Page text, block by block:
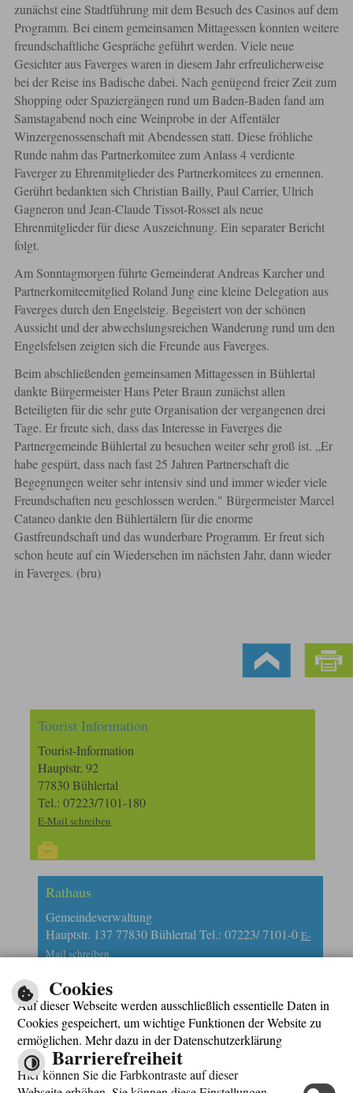
zunächst eine Stadtführung mit dem Besuch des Casinos auf dem
Programm. Bei einem gemeinsamen Mittagessen konnten weitere
freundschaftliche Gespräche geführt werden. Viele neue
Gesichter aus Faverges waren in diesem Jahr erfreulicherweise
bei der Reise ins Badische dabei. Nach genügend freier Zeit zum
Shopping oder Spaziergängen rund um Baden-Baden fand am
Samstagabend noch eine Weinprobe in der Affentäler
Winzergenossenschaft mit Abendessen statt. Diese fröhliche
Runde nahm das Partnerkomitee zum Anlass 4 verdiente
Faverger zu Ehrenmitglieder des Partnerkomitees zu ernennen.
Gerührt bedankten sich Christian Bailly, Paul Carrier, Ulrich
Gagneron und Jean-Claude Tissot-Rosset als neue
Ehrenmitglieder für diese Auszeichnung. Ein separater Bericht
folgt.
Am Sonntagmorgen führte Gemeinderat Andreas Karcher und
Partnerkomiteemitglied Roland Jung eine kleine Delegation aus
Faverges durch den Engelsteig. Begeistert von der schönen
Aussicht und der abwechslungsreichen Wanderung rund um den
Engelsfelsen zeigten sich die Freunde aus Faverges.
Beim abschließenden gemeinsamen Mittagessen in Bühlertal
dankte Bürgermeister Hans Peter Braun zunächst allen
Beteiligten für die sehr gute Organisation der vergangenen drei
Tage. Er freute sich, dass das Interesse in Faverges die
Partnergemeinde Bühlertal zu besuchen weiter sehr groß ist. „Er
habe gespürt, dass nach fast 25 Jahren Partnerschaft die
Begegnungen weiter sehr intensiv sind und immer wieder viele
Freundschaften neu geschlossen werden." Bürgermeister Marcel
Cataneo dankte den Bühlertälern für die enorme
Gastfreundschaft und das wunderbare Programm. Er freut sich
schon heute auf ein Wiedersehen im nächsten Jahr, dann wieder
in Faverges. (bru)
Tourist Information
Tourist-Information
Hauptstr. 92
77830 Bühlertal
Tel.: 07223/7101-180
E-Mail schreiben
Rathaus
Gemeindeverwaltung
Hauptstr. 137 77830 Bühlertal Tel.: 07223/ 7101-0 E-
Mail schreiben
Impressum
Datenschutzerklärung
Cookies
Auf dieser Webseite werden ausschließlich essentielle Daten in
Cookies gespeichert, um wichtige Funktionen der Website zu
ermöglichen. Mehr dazu in der Datenschutzerklärung
Barrierefreiheit
Hier können Sie die Farbkontraste auf dieser